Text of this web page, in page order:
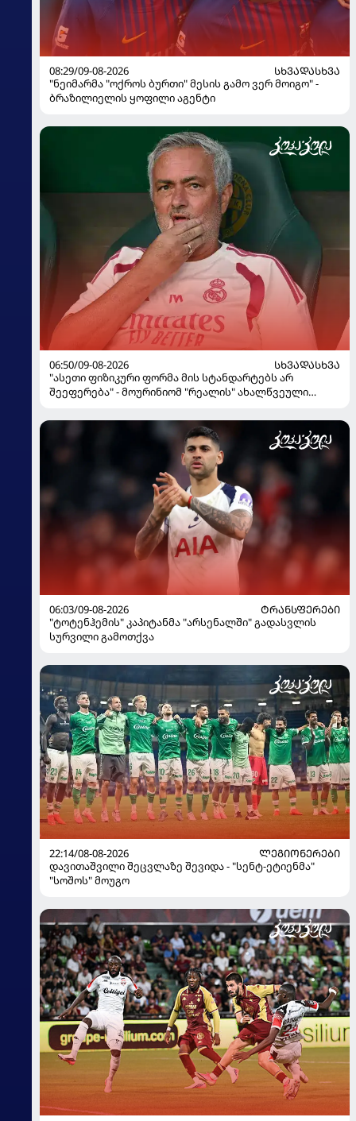
08:29/09-08-2026
ᲡᲮᲕᲐᲓᲐᲡᲮᲕᲐ
"ნეიმარმა "ოქროს ბურთი" მესის გამო ვერ მოიგო" -
ბრაზილიელის ყოფილი აგენტი
06:50/09-08-2026
ᲡᲮᲕᲐᲓᲐᲡᲮᲕᲐ
"ასეთი ფიზიკური ფორმა მის სტანდარტებს არ
შეეფერება" - მოურინიომ "რეალის" ახალწვეული
06:03/09-08-2026
ᲢᲠᲐᲜᲡᲤᲔᲠᲔᲑᲘ
"ტოტენჰემის" კაპიტანმა "არსენალში" გადასვლის
სურვილი გამოთქვა
22:14/08-08-2026
ᲚᲔᲒᲘᲝᲜᲔᲠᲔᲑᲘ
დავითაშვილი შეცვლაზე შევიდა - "სენტ-ეტიენმა"
"სოშოს" მოუგო